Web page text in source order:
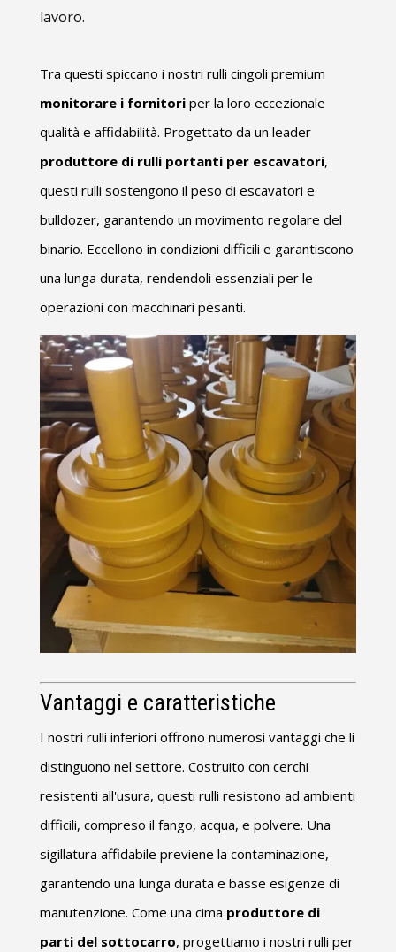
lavoro.
Tra questi spiccano i nostri rulli cingoli premium
monitorare i fornitoriper la loro eccezionale
qualità e affidabilità. Progettato da un leader
produttore di rulli portanti per escavatori,
questi rulli sostengono il peso di escavatori e
bulldozer, garantendo un movimento regolare del
binario. Eccellono in condizioni difficili e garantiscono
una lunga durata, rendendoli essenziali per le
operazioni con macchinari pesanti.
Vantaggi e caratteristiche
I nostri rulli inferiori offrono numerosi vantaggi che li
distinguono nel settore. Costruito con cerchi
resistenti all'usura, questi rulli resistono ad ambienti
difficili, compreso il fango, acqua, e polvere. Una
sigillatura affidabile previene la contaminazione,
garantendo una lunga durata e basse esigenze di
manutenzione. Come una cima produttore di
parti del sottocarro, progettiamo i nostri rulli per